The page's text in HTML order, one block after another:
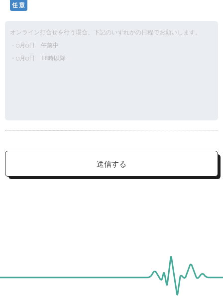
任意